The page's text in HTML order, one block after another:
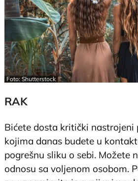
Foto: Shutterstock
RAK
Bićete dosta kritički nastrojeni
kojima danas budete u
pogrešnu sliku o sebi. Možete
odnosu sa voljenom osobom.